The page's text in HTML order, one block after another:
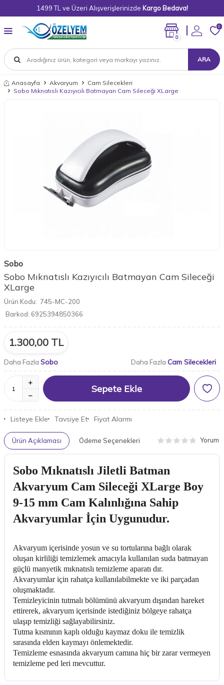
1499 TL ve Üzeri Alışverişlerinizde Kargo Bedava!
ARA
0
0
Anasayfa Akvaryum
Cam Silecekleri
Sobo Mıknatıslı Kazıyıcılı Batmayan Cam Sileceği XLarge
Sobo
Sobo Mıknatıslı Kazıyıcılı Batmayan Cam Sileceği
XLarge
Ürün Kodu: 745-MC-200
Barkod: 6925394850366
1.300,00 TL
Daha Fazla Sobo Daha Fazla Cam Silecekleri
Sepete Ekle
Listeye Ekle Tavsiye Et Fiyat Alarmı
Ürün Açıklaması Ödeme Seçenekleri Yorum
Sobo Mıknatıslı Jiletli Batman
Akvaryum Cam Sileceği XLarge Boy
9-15 mm Cam Kalınlığına Sahip
Akvaryumlar İçin Uygunudur.
Akvaryum içerisinde yosun ve su tortularına bağlı olarak
oluşan kirliliği temizlemek amacıyla kullanılan suda batmayan
güçlü manyetik mıknatıslı temizleme aparatı dır.
Akvaryumlar için rahatça kullanılabilmekte ve iki parçadan
oluşmaktadır.
Temizleyicinin tutmalı bölümünü akvaryum dışından hareket
ettirerek, akvaryum içerisinde istediğiniz bölgeye rahatça
ulaşıp temizliği sağlayabilirsiniz.
Tutma kısmının kaplı olduğu kaymaz doku ile temizlik
sırasında elden kaymayı önlemektedir.
Temizleme esnasında akvaryum camına hiç bir zarar vermeyen
temizleme ped leri mevcuttur.